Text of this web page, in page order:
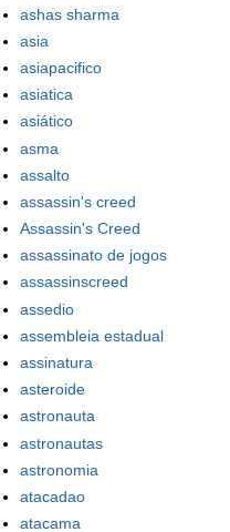
ashas sharma
asia
asiapacifico
asiatica
asiático
asma
assalto
assassin's creed
Assassin's Creed
assassinato de jogos
assassinscreed
assedio
assembleia estadual
assinatura
asteroide
astronauta
astronautas
astronomia
atacadao
atacama